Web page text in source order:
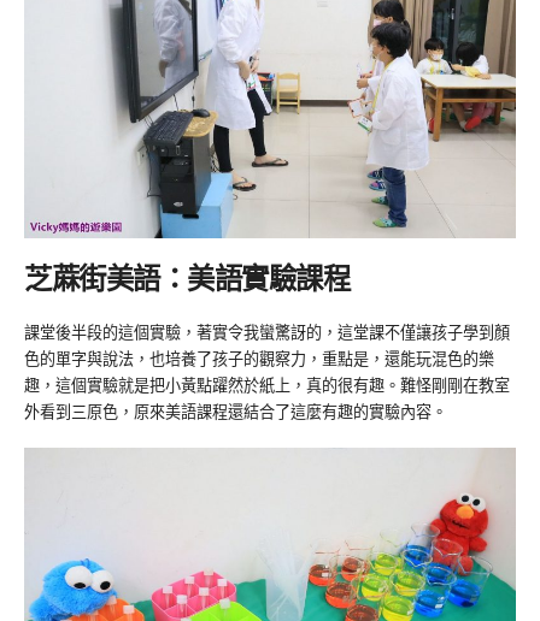
芝蔴街美語：美語實驗課程
課堂後半段的這個實驗，著實令我蠻驚訝的，這堂課不僅讓孩子學到顏
色的單字與說法，也培養了孩子的觀察力，重點是，還能玩混色的樂
趣，這個實驗就是把小黃點躍然於紙上，真的很有趣。難怪剛剛在教室
外看到三原色，原來美語課程還結合了這麼有趣的實驗內容。